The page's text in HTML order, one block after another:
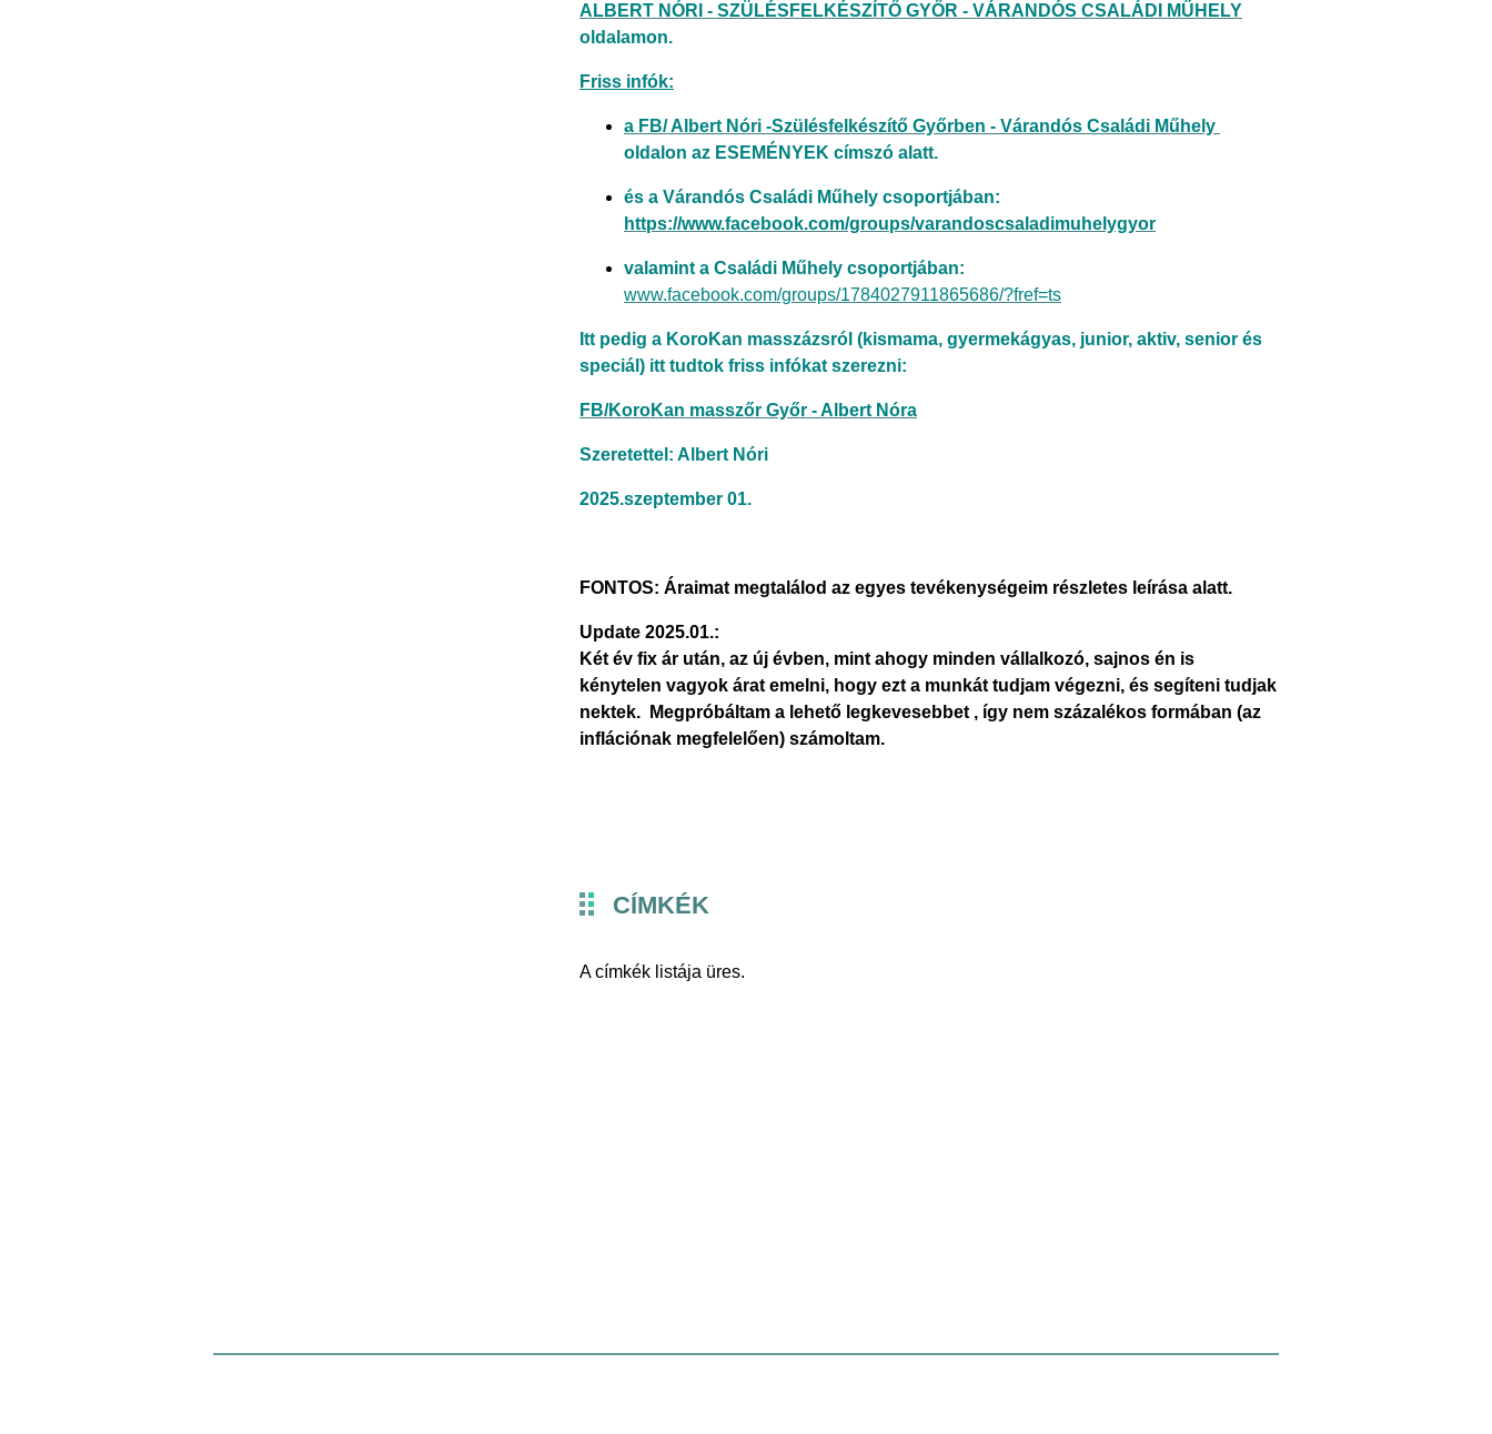
ALBERT NÓRI - SZÜLÉSFELKÉSZÍTŐ GYŐR - VÁRANDÓS CSALÁDI MŰHELY
oldalamon.
Friss infók:
a FB/ Albert Nóri -Szülésfelkészítő Győrben - Várandós Családi Műhely
oldalon az ESEMÉNYEK címszó alatt.
és a Várandós Családi Műhely csoportjában:
https://www.facebook.com/groups/varandoscsaladimuhelygyor
valamint a Családi Műhely csoportjában:
www.facebook.com/groups/1784027911865686/?fref=ts
Itt pedig a KoroKan masszázsról (kismama, gyermekágyas, junior, aktiv, senior és
speciál) itt tudtok friss infókat szerezni:
FB/KoroKan masszőr Győr - Albert Nóra
Szeretettel: Albert Nóri
2025.szeptember 01.
FONTOS: Áraimat megtalálod az egyes tevékenységeim részletes leírása alatt.
Update 2025.01.:
Két év fix ár után, az új évben, mint ahogy minden vállalkozó, sajnos én is
kénytelen vagyok árat emelni, hogy ezt a munkát tudjam végezni, és segíteni tudjak
nektek. Megpróbáltam a lehető legkevesebbet , így nem százalékos formában (az
inflációnak megfelelően) számoltam.
CÍMKÉK
A címkék listája üres.